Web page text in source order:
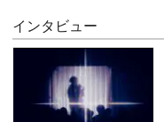
インタビュー